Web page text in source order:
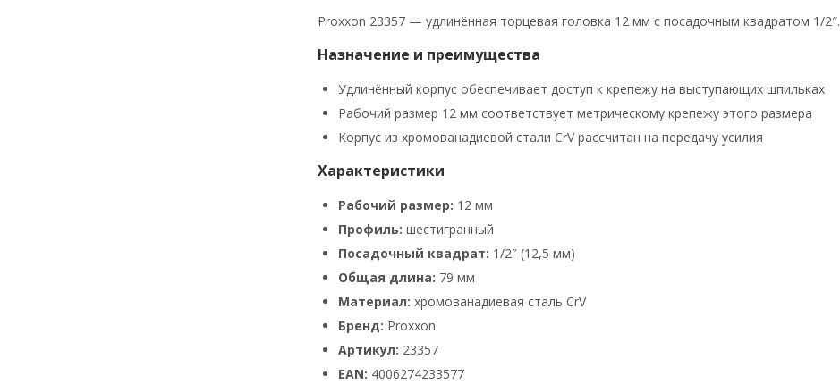
Proxxon 23357 — удлинённая торцевая головка 12 мм с посадочным квадратом 1/2″.
Назначение и преимущества
Удлинённый корпус обеспечивает доступ к крепежу на выступающих шпильках
Рабочий размер 12 мм соответствует метрическому крепежу этого размера
Корпус из хромованадиевой стали CrV рассчитан на передачу усилия
Характеристики
Рабочий размер: 12 мм
Профиль: шестигранный
Посадочный квадрат: 1/2″ (12,5 мм)
Общая длина: 79 мм
Материал: хромованадиевая сталь CrV
Бренд: Proxxon
Артикул: 23357
EAN: 4006274233577